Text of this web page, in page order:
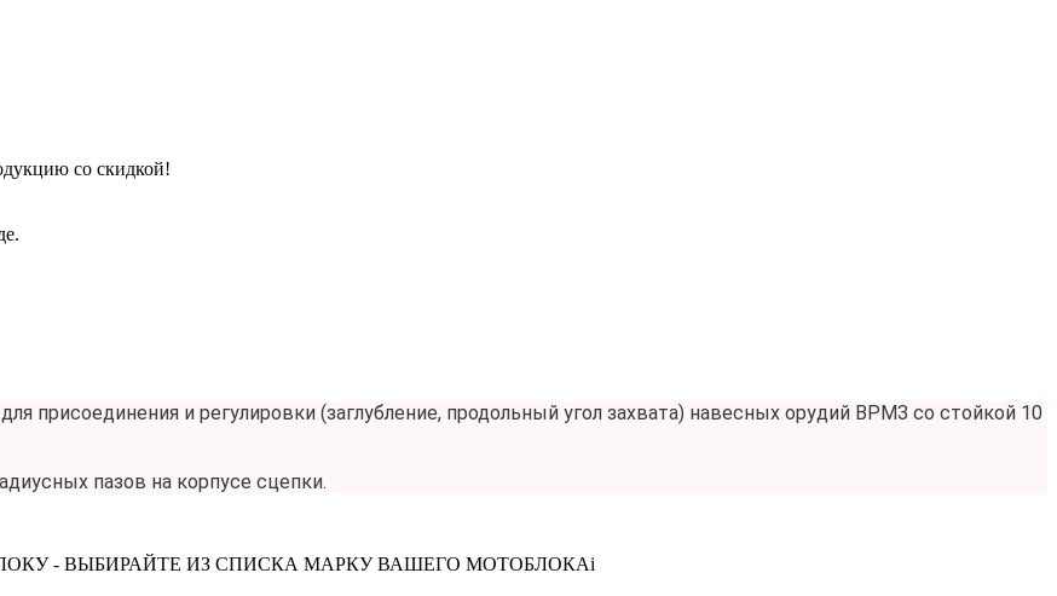
со скидкой!
присоединения и регулировки (заглубление, продольный угол захвата) навесных орудий ВРМЗ со стойкой 10
пазов на корпусе сцепки.
- ВЫБИРАЙТЕ ИЗ СПИСКА МАРКУ ВАШЕГО МОТОБЛОКАi